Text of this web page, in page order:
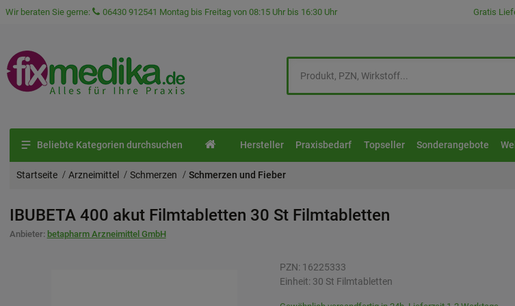
Wir beraten Sie gerne: 06430 912541 Montag bis Freitag von 08:15 Uhr bis 16:30 Uhr Gratis
Beliebte Kategorien durchsuchen Hersteller Praxisbedarf Topseller Sonderangebote
Startseite Arzneimittel Schmerzen Schmerzen und Fieber
IBUBETA 400 akut Filmtabletten 30 St Filmtabletten
Anbieter: betapharm Arzneimittel GmbH
PZN: 16225333
Einheit: 30 St Filmtabletten